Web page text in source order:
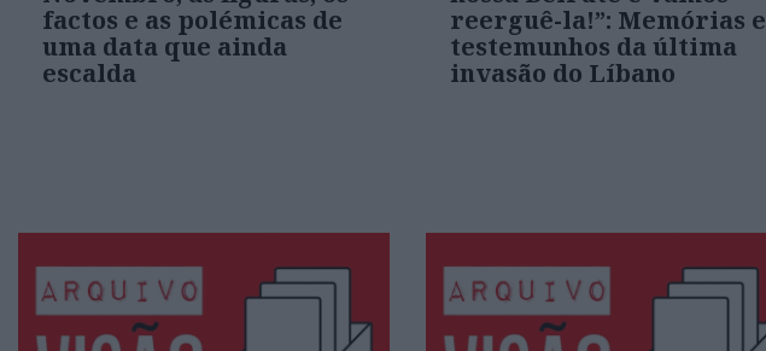
factos e as polémicas de
uma data que ainda
escalda
reerguê-la!”: Memórias e
testemunhos da última
invasão do Líbano